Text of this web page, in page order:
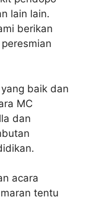
lain lain.
berikan
baik dan
MC
dan
acara
tentu